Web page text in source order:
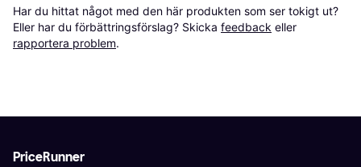
Har du hittat något med den här produkten som ser tokigt ut?
Eller har du förbättringsförslag? Skicka feedback eller
rapportera problem.
PriceRunner